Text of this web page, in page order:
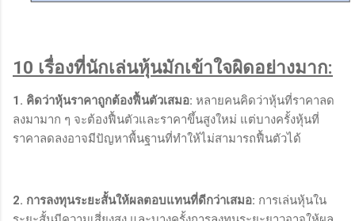
10 เรื่องที่นักเล่นหุ้นมักเข้าใจผิดอย่างมาก:
1. คิดว่าหุ้นราคาถูกต้องฟื้นตัวเสมอ: หลายคนคิดว่าหุ้นที่ราคาลด
ลงมามาก ๆ จะต้องฟื้นตัวและราคาขึ้นสูงใหม่ แต่บางครั้งหุ้นที่
ราคาลดลงอาจมีปัญหาพื้นฐานที่ทำให้ไม่สามารถฟื้นตัวได้
2. การลงทุนระยะสั้นให้ผลตอบแทนที่ดีกว่าเสมอ: การเล่นหุ้นใน